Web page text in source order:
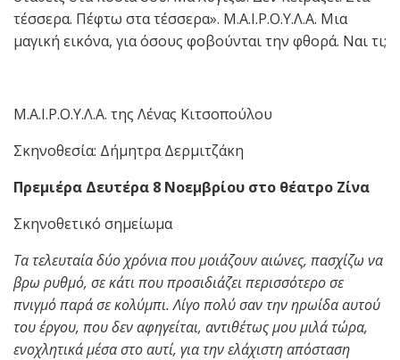
τέσσερα. Πέφτω στα τέσσερα». Μ.Α.Ι.Ρ.Ο.Υ.Λ.Α. Μια
μαγική εικόνα, για όσους φοβούνται την φθορά. Ναι τι;
Μ.Α.Ι.Ρ.Ο.Υ.Λ.Α. της Λένας Κιτσοπούλου
Σκηνοθεσία: Δήμητρα Δερμιτζάκη
Πρεμιέρα Δευτέρα 8 Νοεμβρίου στο θέατρο Ζίνα
Σκηνοθετικό σημείωμα
Τα τελευταία δύο χρόνια που μοιάζουν αιώνες, πασχίζω να
βρω ρυθμό, σε κάτι που προσιδιάζει περισσότερο σε
πνιγμό παρά σε κολύμπι. Λίγο πολύ σαν την ηρωίδα αυτού
του έργου, που δεν αφηγείται, αντιθέτως μου μιλά τώρα,
ενοχλητικά μέσα στο αυτί, για την ελάχιστη απόσταση